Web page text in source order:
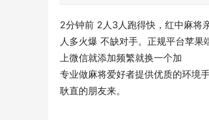
2分钟前 2人3人跑得快，红中麻将
人多火爆 不缺对手。正规平台苹
上微信就添加频繁就换一个加
专业做麻将爱好者提供优质的环境
耿直的朋友来。